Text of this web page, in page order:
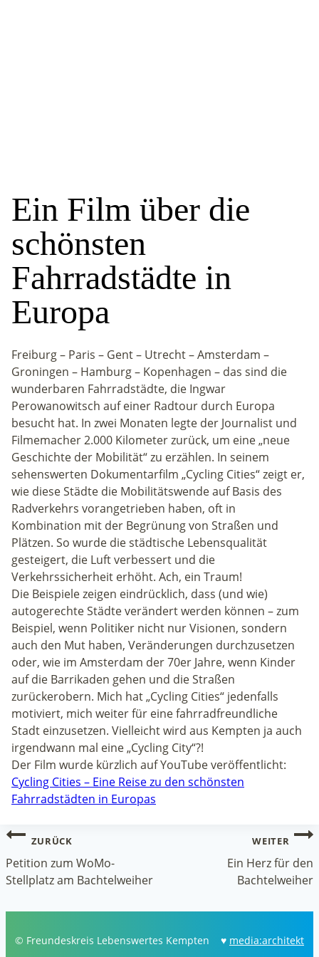
Ein Film über die
schönsten
Fahrradstädte in
Europa
Freiburg – Paris – Gent – Utrecht – Amsterdam –
Groningen – Hamburg – Kopenhagen – das sind die
wunderbaren Fahrradstädte, die Ingwar
Perowanowitsch auf einer Radtour durch Europa
besucht hat. In zwei Monaten legte der Journalist und
Filmemacher 2.000 Kilometer zurück, um eine „neue
Geschichte der Mobilität“ zu erzählen. In seinem
sehenswerten Dokumentarfilm „Cycling Cities“ zeigt er,
wie diese Städte die Mobilitätswende auf Basis des
Radverkehrs vorangetrieben haben, oft in
Kombination mit der Begrünung von Straßen und
Plätzen. So wurde die städtische Lebensqualität
gesteigert, die Luft verbessert und die
Verkehrssicherheit erhöht. Ach, ein Traum!
Die Beispiele zeigen eindrücklich, dass (und wie)
autogerechte Städte verändert werden können – zum
Beispiel, wenn Politiker nicht nur Visionen, sondern
auch den Mut haben, Veränderungen durchzusetzen
oder, wie im Amsterdam der 70er Jahre, wenn Kinder
auf die Barrikaden gehen und die Straßen
zurückerobern. Mich hat „Cycling Cities“ jedenfalls
motiviert, mich weiter für eine fahrradfreundliche
Stadt einzusetzen. Vielleicht wird aus Kempten ja auch
irgendwann mal eine „Cycling City“?!
Der Film wurde kürzlich auf YouTube veröffentlicht:
Cycling Cities – Eine Reise zu den schönsten
Fahrradstädten in Europas
Beitragsnavigation
ZURÜCK
Petition zum WoMo-
Stellplatz am Bachtelweiher
WEITER
Ein Herz für den
Bachtelweiher
© Freundeskreis Lebenswertes Kempten ♥ media:architekt